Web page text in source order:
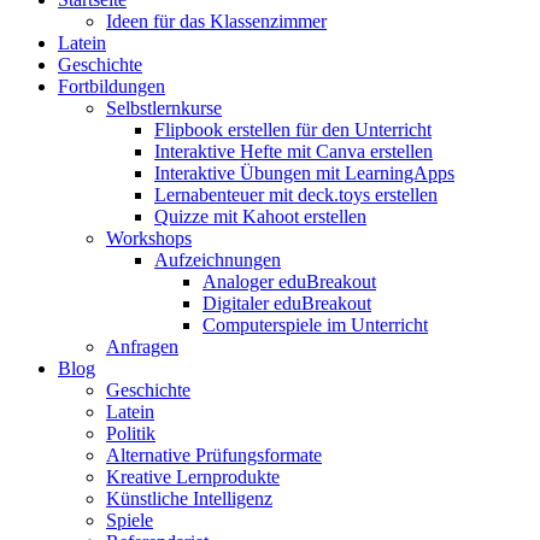
Ideen für das Klassenzimmer
Latein
Geschichte
Fortbildungen
Selbstlernkurse
Flipbook erstellen für den Unterricht
Interaktive Hefte mit Canva erstellen
Interaktive Übungen mit LearningApps
Lernabenteuer mit deck.toys erstellen
Quizze mit Kahoot erstellen
Workshops
Aufzeichnungen
Analoger eduBreakout
Digitaler eduBreakout
Computerspiele im Unterricht
Anfragen
Blog
Geschichte
Latein
Politik
Alternative Prüfungsformate
Kreative Lernprodukte
Künstliche Intelligenz
Spiele